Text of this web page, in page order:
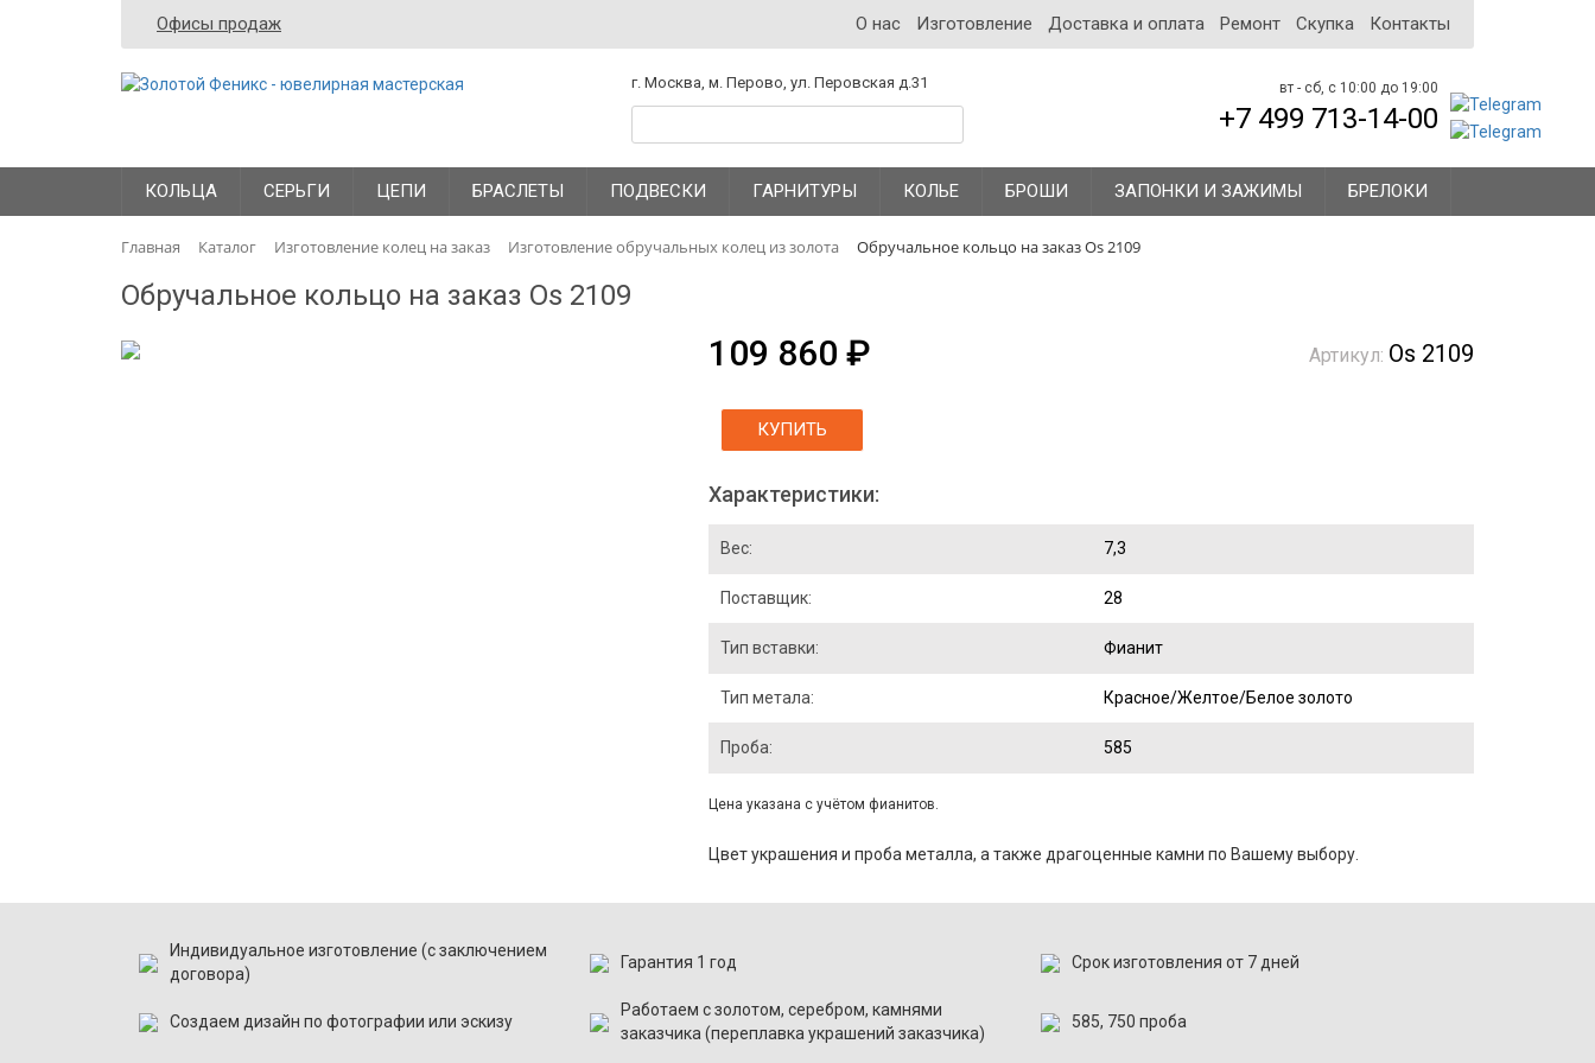
Офисы продаж О нас Изготовление Доставка и оплата Ремонт Скупка Контакты
г. Москва, м. Перово, ул. Перовская д.31 вт - сб, с 10:00 до 19:00
+7 499 713-14-00
КОЛЬЦА СЕРЬГИ ЦЕПИ БРАСЛЕТЫ ПОДВЕСКИ ГАРНИТУРЫ КОЛЬЕ БРОШИ ЗАПОНКИ И ЗАЖИМЫ БРЕЛОКИ
Главная Каталог Изготовление колец на заказ Изготовление обручальных колец из золота Обручальное кольцо на заказ Os 2109
Обручальное кольцо на заказ Os 2109
109 860 ₽ Артикул: Os 2109
КУПИТЬ
Характеристики:
Вес: 7,3
Поставщик: 28
Тип вставки: Фианит
Тип метала: Красное/Желтое/Белое золото
Проба: 585
Цена указана с учётом фианитов.
Цвет украшения и проба металла, а также драгоценные камни по Вашему выбору.
Индивидуальное изготовление (с заключением
договора)
Гарантия 1 год Срок изготовления от 7 дней
Создаем дизайн по фотографии или эскизу
Работаем с золотом, серебром, камнями
заказчика (переплавка украшений заказчика)
585, 750 проба